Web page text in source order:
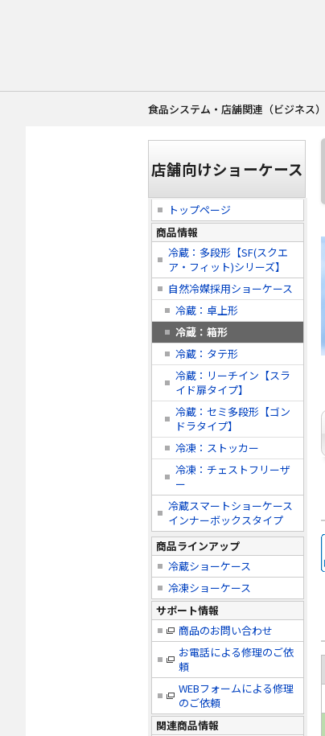
食品システム・店舗関連（ビジネス）
店舗向けショーケース
トップページ
商品情報
冷蔵：多段形【SF(スクエ
ア・フィット)シリーズ】
自然冷媒採用ショーケース
冷蔵：卓上形
冷蔵：箱形
冷蔵：タテ形
冷蔵：リーチイン【スラ
イド扉タイプ】
冷蔵：セミ多段形【ゴン
ドラタイプ】
冷凍：ストッカー
冷凍：チェストフリーザ
ー
冷蔵スマートショーケース
インナーボックスタイプ
商品ラインアップ
冷蔵ショーケース
冷凍ショーケース
サポート情報
商品のお問い合わせ
お電話による修理のご依
頼
WEBフォームによる修理
のご依頼
関連商品情報